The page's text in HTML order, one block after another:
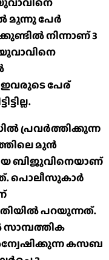
മൂന്നു പേർ
നിന്നാണ് 3
പേര്
പ്രവർത്തിക്കുന്ന
മുൻ
ബിജുവിനെയാണ്
പൊലീസുകാർ
പറയുന്നത്.
സാമ്പത്തിക
കസബ